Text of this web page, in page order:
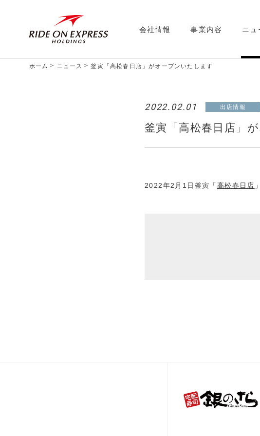
会社情報 事業内容 ニュ
ホーム ニュース 釜寅「高松春日店」がオープンいたします
2022.02.01 出店情報
釜寅「高松春日店」
2022年2月1日釜寅「 高松春日 店